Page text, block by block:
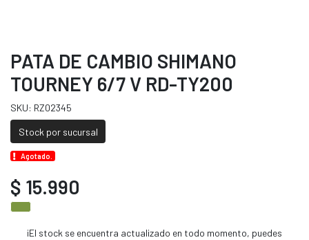
PATA DE CAMBIO SHIMANO
TOURNEY 6/7 V RD-TY200
SKU: RZ02345
Stock por sucursal
Agotado.
$ 15.990
¡El stock se encuentra actualizado en todo momento, puedes